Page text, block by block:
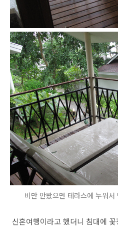
비만 안왔으면 테라스에 누워
신혼여행이라고 했더니 침대에